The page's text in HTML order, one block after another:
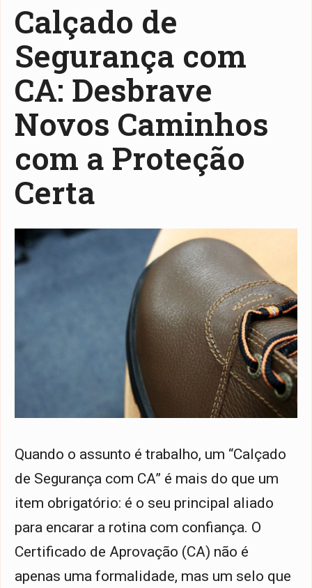
Calçado de
Segurança com
CA: Desbrave
Novos Caminhos
com a Proteção
Certa
Quando o assunto é trabalho, um “Calçado
de Segurança com CA” é mais do que um
item obrigatório: é o seu principal aliado
para encarar a rotina com confiança. O
Certificado de Aprovação (CA) não é
apenas uma formalidade, mas um selo que